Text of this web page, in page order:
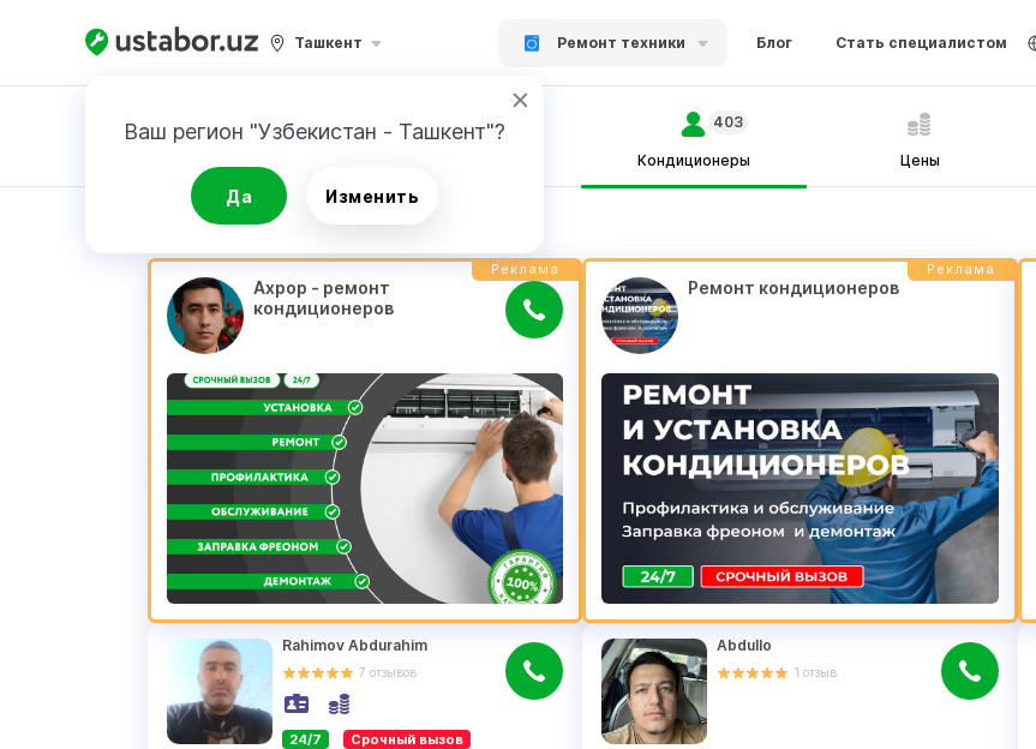
Ташкент Ремонт техники Блог Стать специалистом
Ваш регион "Узбекистан - Ташкент"?
Да Изменить
Кондиционеры
403
Цены
РЕЗУЛЬТАТ
Реклама
Ахрор - ремонт
кондиционеров
Реклама
Ремонт кондиционеров
Rahimov Abdurahim
7 отзывов
24/7 Срочный вызов
Abdullo
1отзыв